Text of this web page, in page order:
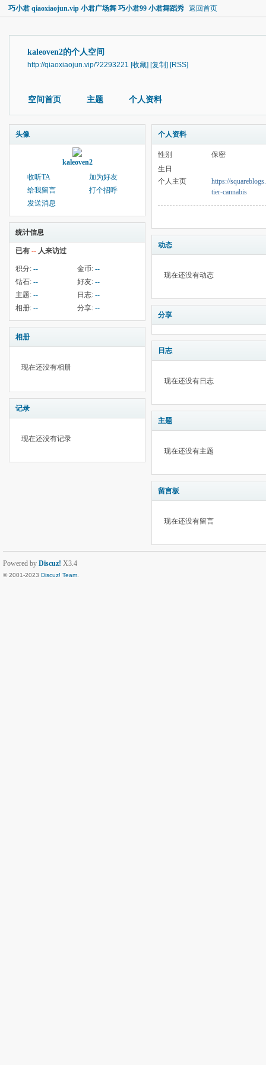
巧小君 qiaoxiaojun.vip 小君广场舞 巧小君99 小君舞蹈秀 返回首页
kaleoven2的个人空间
http://qiaoxiaojun.vip/?2293221 [收藏] [复制] [RSS]
空间首页 主题 个人资料
头像
kaleoven2
收听TA
加为好友
给我留言
打个招呼
发送消息
统计信息
已有 -- 人来访过
积分: -- 金币: --
钻石: -- 好友: --
主题: -- 日志: --
相册: -- 分享: --
相册
现在还没有相册
记录
现在还没有记录
个人资料
性别
保密
生日
个人主页
https://
tier-cannabis
动态
现在还没有动态
分享
日志
现在还没有日志
主题
现在还没有主题
留言板
现在还没有留言
Powered by Discuz! X3.4
© 2001-2023 Discuz! Team